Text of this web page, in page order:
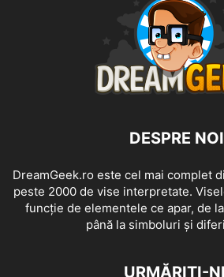
DESPRE NOI
DreamGeek.ro este cel mai complet
peste 2000 de vise interpretate.
funcție de elementele ce apar, de
până la simboluri și
URMĂRIȚI-